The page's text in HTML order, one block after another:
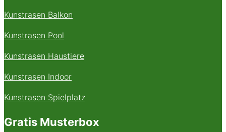
Kunstrasen Balkon
Kunstrasen Pool
Kunstrasen Haustiere
Kunstrasen Indoor
Kunstrasen Spielplatz
Gratis Musterbox